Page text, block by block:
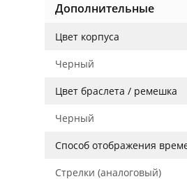
Дополнительные
Цвет корпуса
Черный
Цвет браслета / ремешка
Черный
Способ отображения
Стрелки (аналоговый)